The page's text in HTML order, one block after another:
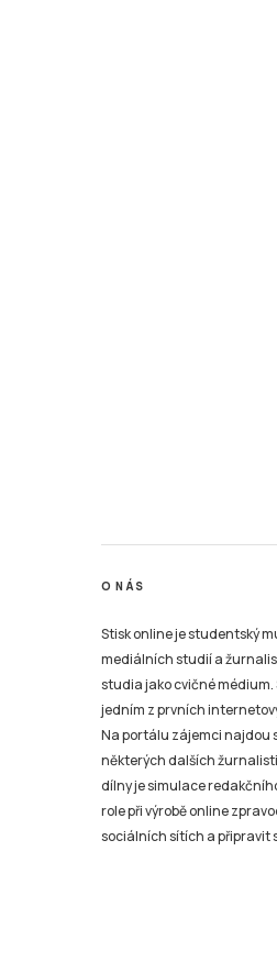
O NÁS
Stisk online je studentský
mediálních studií a
studia jako cvičné médium.
jedním z prvních
Na portálu zájemci najdou
některých dalších
dílny je simulace
role při výrobě online
sociálních sítích a připravit